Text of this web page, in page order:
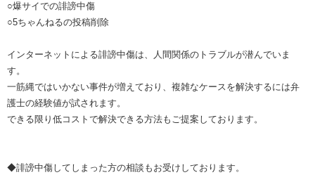
○爆サイでの誹謗中傷
○5ちゃんねるの投稿削除
インターネットによる誹謗中傷は、人間関係のトラブルが潜んでいま
す。
一筋縄ではいかない事件が増えており、複雑なケースを解決するには弁
護士の経験値が試されます。
できる限り低コストで解決できる方法もご提案しております。
◆誹謗中傷してしまった方の相談もお受けしております。